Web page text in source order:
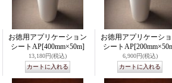
お徳用アプリケーション
シートAP[400mm×50m]
13,180円(税込)
お徳用アプリケーシ
シートAP
6,900円(税込)